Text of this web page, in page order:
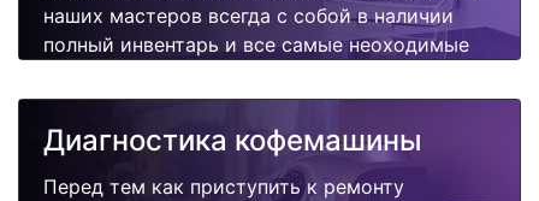
наших мастеров всегда с собой в наличии
полный инвентарь и все самые неоходимые
Отремонтируем быстро, качественно и
недорого.
Диагностика кофемашины
Перед тем как приступить к ремонту